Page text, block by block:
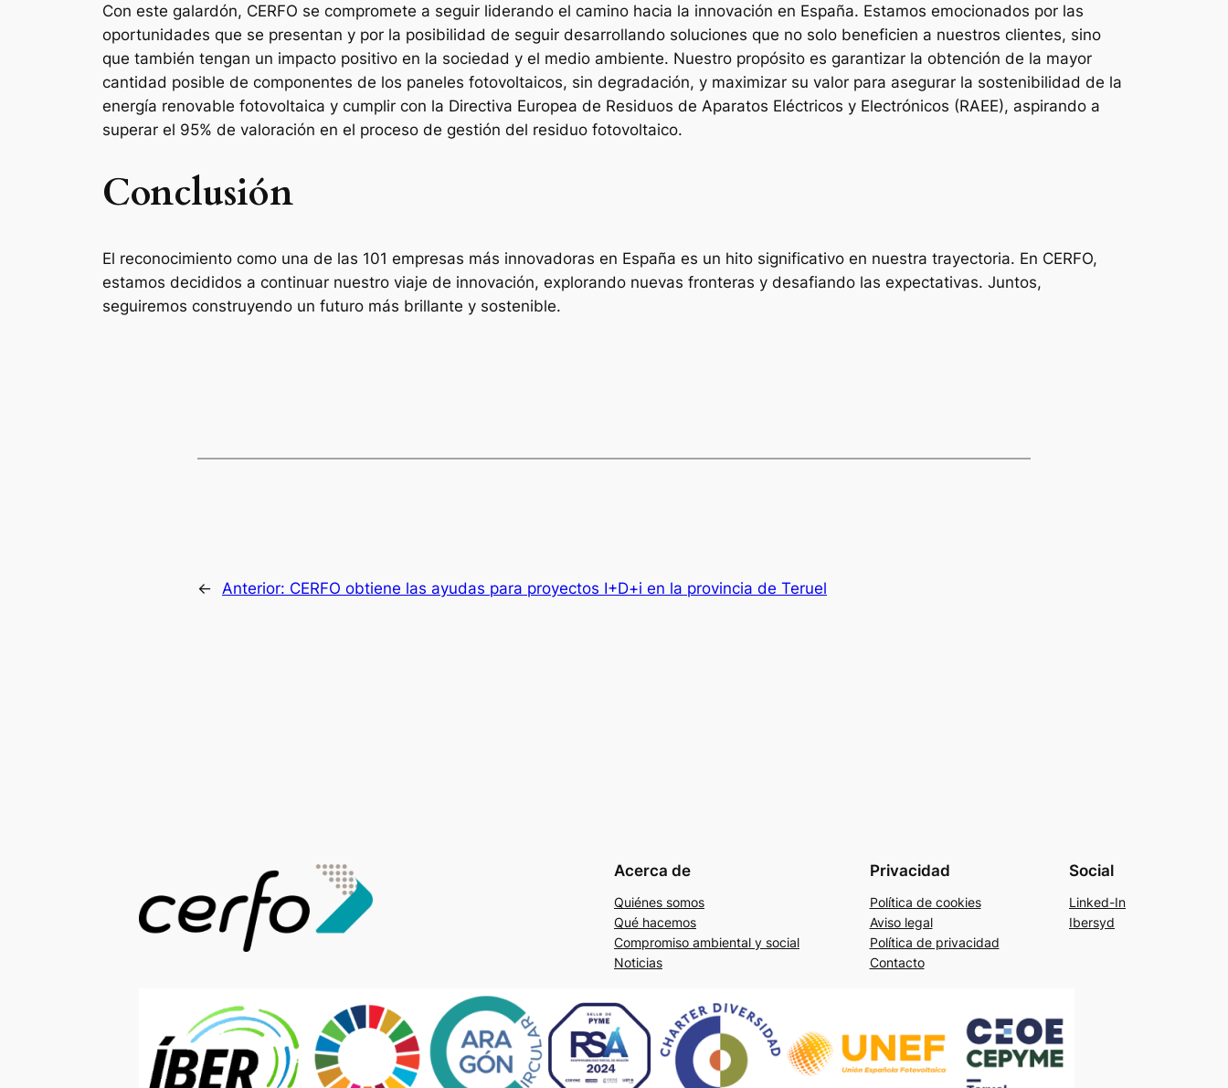
Con este galardón, CERFO se compromete a seguir liderando el camino hacia la innovación en España. Estamos emocionados por las
oportunidades que se presentan y por la posibilidad de seguir desarrollando soluciones que no solo beneficien a nuestros clientes, sino
que también tengan un impacto positivo en la sociedad y el medio ambiente. Nuestro propósito es garantizar la obtención de la mayor
cantidad posible de componentes de los paneles fotovoltaicos, sin degradación, y maximizar su valor para asegurar la sostenibilidad de la
energía renovable fotovoltaica y cumplir con la Directiva Europea de Residuos de Aparatos Eléctricos y Electrónicos (RAEE), aspirando a
superar el 95% de valoración en el proceso de gestión del residuo fotovoltaico.
Conclusión
El reconocimiento como una de las 101 empresas más innovadoras en España es un hito significativo en nuestra trayectoria. En CERFO,
estamos decididos a continuar nuestro viaje de innovación, explorando nuevas fronteras y desafiando las expectativas. Juntos,
seguiremos construyendo un futuro más brillante y sostenible.
← Anterior: CERFO obtiene las ayudas para proyectos I+D+i en la provincia de Teruel
Acerca de
Quiénes somos
Qué hacemos
Compromiso ambiental y social
Noticias
Privacidad
Política de cookies
Aviso legal
Política de privacidad
Contacto
Social
Linked-In
Ibersyd